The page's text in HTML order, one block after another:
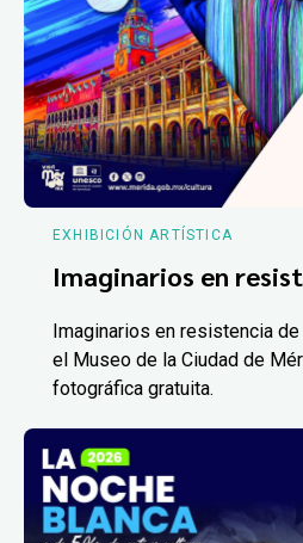
EXHIBICIÓN ARTÍSTICA
Imaginarios en
Imaginarios en resistencia
el Museo de la Ciudad de
fotográfica gratuita.